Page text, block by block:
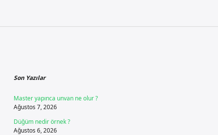
Son Yazılar
Master yapınca unvan ne olur ?
Ağustos 7, 2026
Düğüm nedir örnek ?
Ağustos 6, 2026